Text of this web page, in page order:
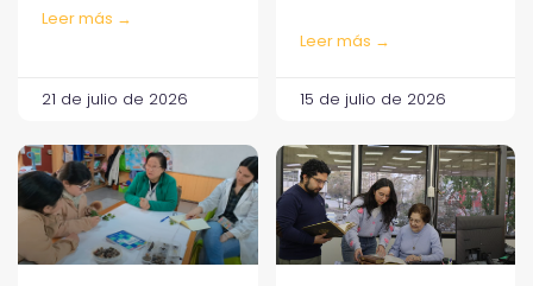
Leer más →
21 de julio de 2026
Leer más →
15 de julio de 2026